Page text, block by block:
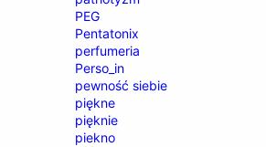
PEG
Pentatonix
perfumeria
Perso_in
pewność siebie
piękne
pięknie
piekno